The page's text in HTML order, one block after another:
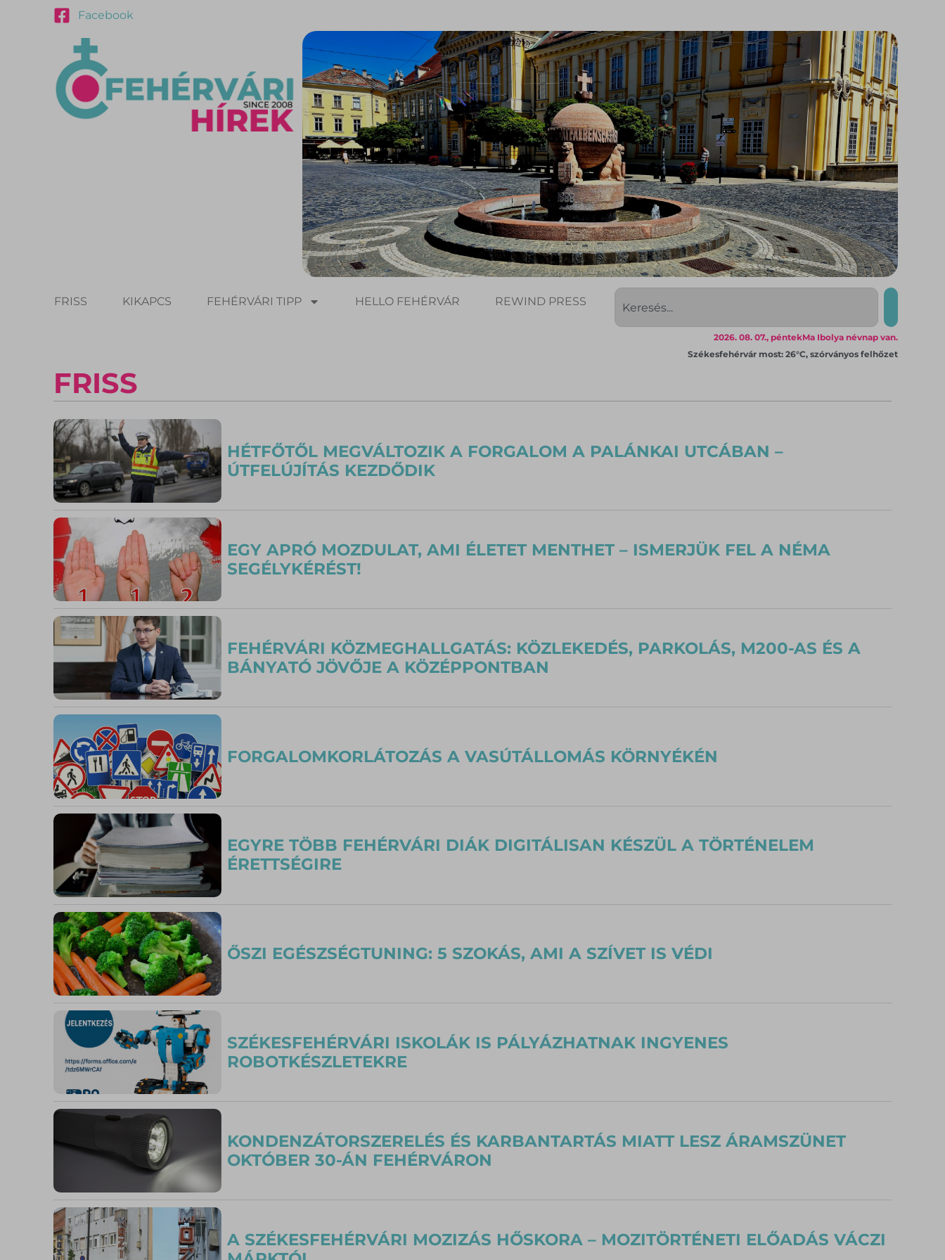
Facebook
FRISS KIKAPCS FEHÉRVÁRI TIPP HELLO FEHÉRVÁR REWIND PRESS
Ma Ibolya névnap van.
2026. 08. 07., péntek
Székesfehérvár most: 26°C, szórványos felhőzet
FRISS
HÉTFŐTŐL MEGVÁLTOZIK A FORGALOM A PALÁNKAI UTCÁBAN –
ÚTFELÚJÍTÁS KEZDŐDIK
EGY APRÓ MOZDULAT, AMI ÉLETET MENTHET – ISMERJÜK FEL A NÉMA
SEGÉLYKÉRÉST!
FEHÉRVÁRI KÖZMEGHALLGATÁS: KÖZLEKEDÉS, PARKOLÁS, M200-AS ÉS A
BÁNYATÓ JÖVŐJE A KÖZÉPPONTBAN
FORGALOMKORLÁTOZÁS A VASÚTÁLLOMÁS KÖRNYÉKÉN
EGYRE TÖBB FEHÉRVÁRI DIÁK DIGITÁLISAN KÉSZÜL A TÖRTÉNELEM
ÉRETTSÉGIRE
ŐSZI EGÉSZSÉGTUNING: 5 SZOKÁS, AMI A SZÍVET IS VÉDI
SZÉKESFEHÉRVÁRI ISKOLÁK IS PÁLYÁZHATNAK INGYENES
ROBOTKÉSZLETEKRE
KONDENZÁTORSZERELÉS ÉS KARBANTARTÁS MIATT LESZ ÁRAMSZÜNET
OKTÓBER 30-ÁN FEHÉRVÁRON
A SZÉKESFEHÉRVÁRI MOZIZÁS HŐSKORA – MOZITÖRTÉNETI ELŐADÁS VÁCZI